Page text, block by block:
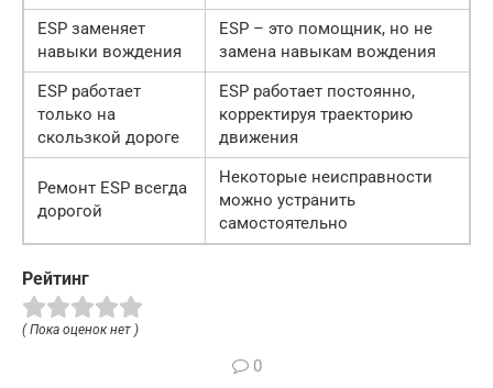
ESP заменяет
навыки вождения
ESP – это помощник, но не
замена навыкам вождения
ESP работает
только на
скользкой дороге
ESP работает постоянно,
корректируя траекторию
движения
Ремонт ESP всегда
дорогой
Некоторые неисправности
можно устранить
самостоятельно
Рейтинг
( Пока оценок нет )
0